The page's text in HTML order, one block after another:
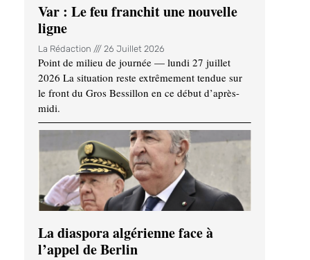
Var : Le feu franchit une nouvelle
ligne
La Rédaction 26 Juillet 2026
Point de milieu de journée — lundi 27 juillet
2026 La situation reste extrêmement tendue sur
le front du Gros Bessillon en ce début d’après-
midi.
La diaspora algérienne face à
l’appel de Berlin